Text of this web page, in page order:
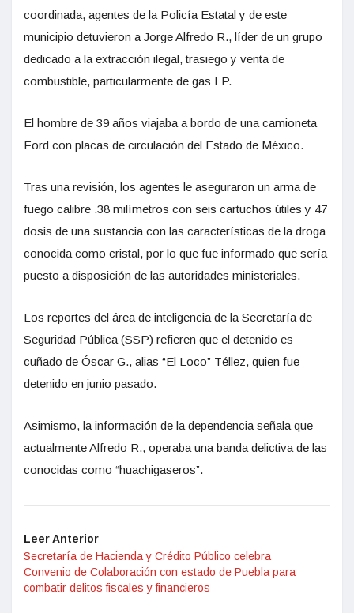
coordinada, agentes de la Policía Estatal y de este
municipio detuvieron a Jorge Alfredo R., líder de un grupo
dedicado a la extracción ilegal, trasiego y venta de
combustible, particularmente de gas LP.
El hombre de 39 años viajaba a bordo de una camioneta
Ford con placas de circulación del Estado de México.
Tras una revisión, los agentes le aseguraron un arma de
fuego calibre .38 milímetros con seis cartuchos útiles y 47
dosis de una sustancia con las características de la droga
conocida como cristal, por lo que fue informado que sería
puesto a disposición de las autoridades ministeriales.
Los reportes del área de inteligencia de la Secretaría de
Seguridad Pública (SSP) refieren que el detenido es
cuñado de Óscar G., alias “El Loco” Téllez, quien fue
detenido en junio pasado.
Asimismo, la información de la dependencia señala que
actualmente Alfredo R., operaba una banda delictiva de las
conocidas como “huachigaseros”.
Leer Anterior
Secretaría de Hacienda y Crédito Público celebra
Convenio de Colaboración con estado de Puebla para
combatir delitos fiscales y financieros